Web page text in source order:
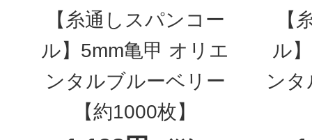
【糸通しスパンコー
ル】5mm亀甲 オリエ
ンタルブルーベリー
【約1000枚】
【
ル
ン